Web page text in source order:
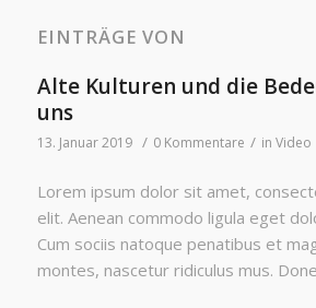
EINTRÄGE VON
Alte Kulturen und die
uns
13. Januar 2019 / 0 Kommentare / in Video
Lorem ipsum dolor sit amet,
elit. Aenean commodo ligula eget
Cum sociis natoque penatibus et
montes, nascetur ridiculus mus.